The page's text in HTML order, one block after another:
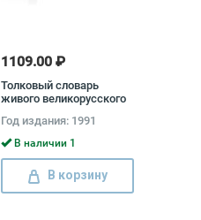
1109.00 ₽
Толковый словарь
живого великорусского
(комплект) Владимир
Даль
Год издания: 1991
В наличии 1
В корзину